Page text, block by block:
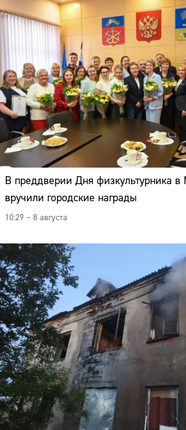
В преддверии Дня физкультурника в
вручили городские награды
10:29 – 8 августа